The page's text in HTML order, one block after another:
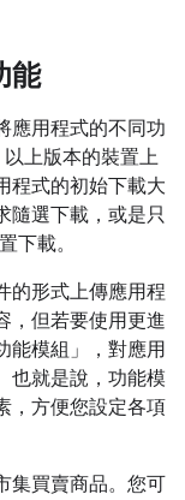
能
應用程式的不同功
上版本的裝置上
程式的初始下載大
隨選下載，或是只
下載。
的形式上傳應用程
，但若要使用更進
模組」
，對應用
也就是說，功能模
，方便您設定各項
集買賣商品。您可